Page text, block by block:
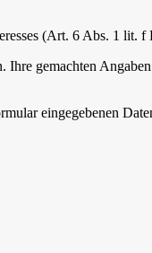
(Art. 6 Abs. 1 lit.
gemachten
eingegebenen